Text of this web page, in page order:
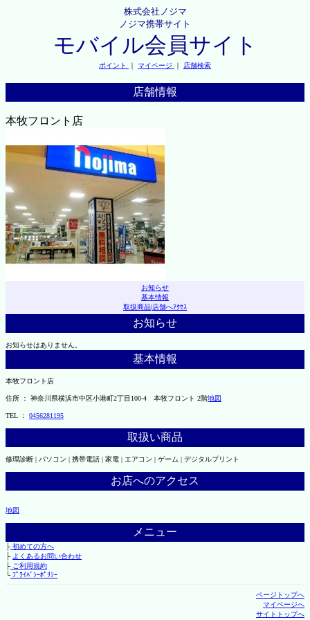
株式会社ノジマ
ノジマ携帯サイト
モバイル会員サイト
ポイント ｜ マイページ ｜ 店舗検索
店舗情報
本牧フロント店
お知らせ
基本情報
取扱商品|店舗へｱｸｾｽ
お知らせ
お知らせはありません。
基本情報
本牧フロント店
住所 ： 神奈川県横浜市中区小港町2丁目100-4 本牧フロント 2階地図
TEL ： 0456281195
取扱い商品
修理診断 | パソコン | 携帯電話 | 家電 | エアコン | ゲーム | デジタルプリント
お店へのアクセス
地図
メニュー
├初めての方へ
├ よくあるお問い合わせ
├ご利用規約
└ﾌﾟﾗｲﾊﾞｼｰﾎﾟﾘｼｰ
ページトップへ
マイページへ
サイトトップへ